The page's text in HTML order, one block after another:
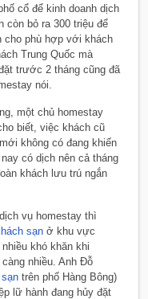
cổ để kinh doanh dịch
còn bỏ ra 300 triệu để
cho phù hợp với khách
Trung Quốc mà
trước 2 tháng cũng đã
nói.
một chủ homestay
biết, việc khách cũ
không có đang khiến
có dịch nên cả tháng
khách lưu trú ngắn
vụ homestay thì
sạn ở khu vực
khó khăn khi
nhiều. Anh Đỗ
trên phố Hàng Bông)
lữ hành đang hủy đặt